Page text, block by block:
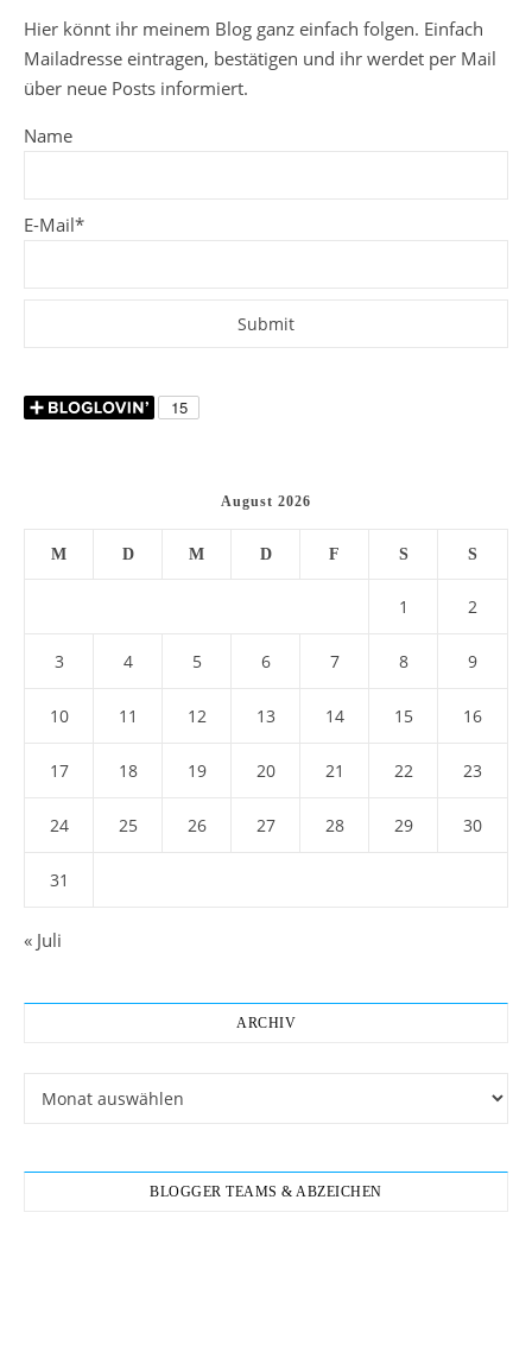
Hier könnt ihr meinem Blog ganz einfach folgen. Einfach
Mailadresse eintragen, bestätigen und ihr werdet per Mail
über neue Posts informiert.
Name
E-Mail*
August 2026
M D M D F S S
1 2
3 4 5 6 7 8 9
10 11 12 13 14 15 16
17 18 19 20 21 22 23
24 25 26 27 28 29 30
31
« Juli
ARCHIV
BLOGGER TEAMS & ABZEICHEN